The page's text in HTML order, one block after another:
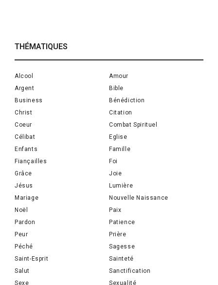
THÉMATIQUES
Alcool
Amour
Argent
Bible
Business
Bénédiction
Christ
Citation
Coeur
Combat Spirituel
Célibat
Eglise
Enfants
Famille
Fiançailles
Foi
Grâce
Joie
Jésus
Lumière
Mariage
Nouvelle Naissance
Noël
Paix
Pardon
Patience
Peur
Prière
Péché
Sagesse
Saint-Esprit
Sainteté
Salut
Sanctification
Sexe
Sexualité